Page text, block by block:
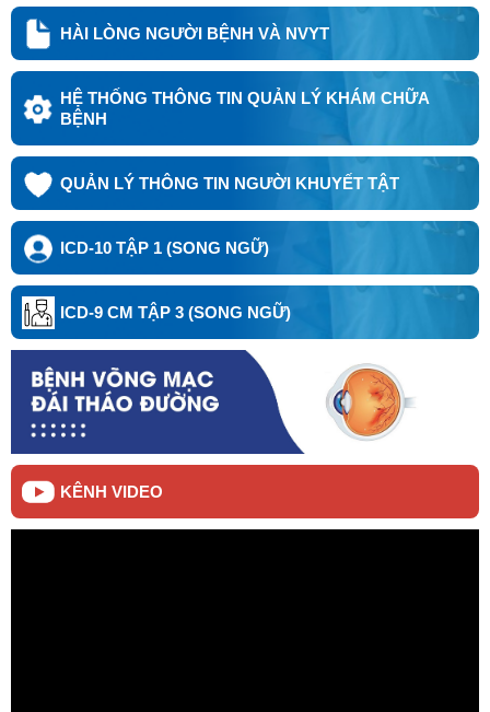
Thứ trưởng Trần Văn Thuấn: 6 nhóm kế hoạch triển khai
các hoạt động Kỷ niệm ngày Thương binh-Liệt sĩ năm
2026 và hướng tới kỷ niệm 80 năm ngày Thương binh-
Bệnh viện Hữu nghị Việt Đức cơ sở Ninh Bình cấp cứu
thành công ca đa chấn thương nguy kịch ngay đêm trực
đầu tiên
Bệnh viện Hữu nghị Việt Đức cơ sở Ninh Bình đi vào
hoạt động, mở rộng cơ hội tiếp cận kỹ thuật ngoại khoa
chuyên sâu cho người bệnh
HÀI LÒNG NGƯỜI BỆNH VÀ NVYT
HỆ THỐNG THÔNG TIN QUẢN LÝ KHÁM CHỮA
BỆNH
QUẢN LÝ THÔNG TIN NGƯỜI KHUYẾT TẬT
ICD-10 TẬP 1 (SONG NGỮ)
ICD-9 CM TẬP 3 (SONG NGỮ)
KÊNH VIDEO